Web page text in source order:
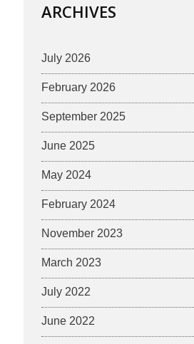
ARCHIVES
July 2026
February 2026
September 2025
June 2025
May 2024
February 2024
November 2023
March 2023
July 2022
June 2022